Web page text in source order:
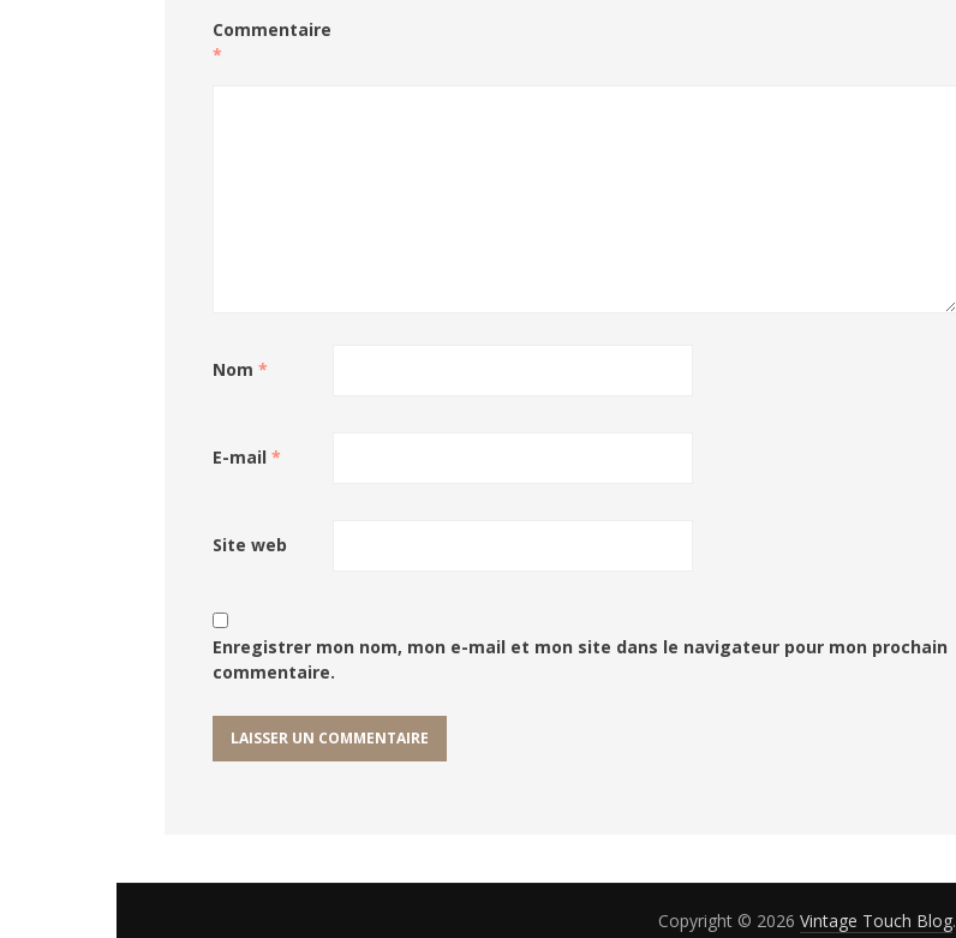
Commentaire
*
Nom *
E-mail *
Site web
Enregistrer mon nom, mon e-mail et mon site dans le navigateur pour mon prochain
commentaire.
Copyright © 2026 Vintage Touch Blog.